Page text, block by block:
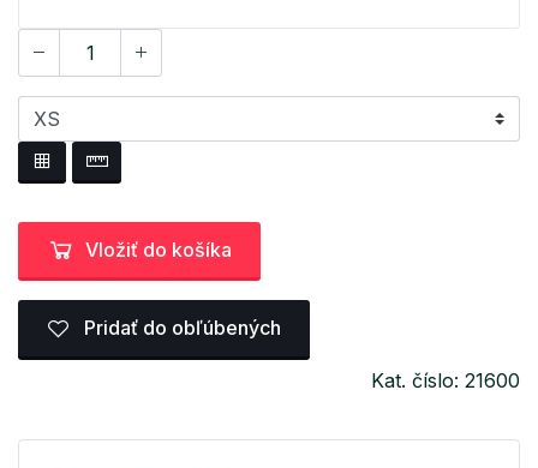
Vložiť do košíka
Pridať do obľúbených
Kat. číslo: 21600